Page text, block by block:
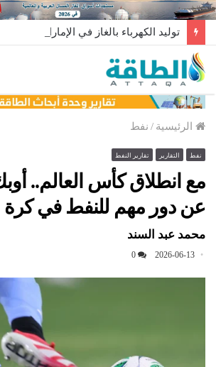
توليد الكهرباء بالغاز في الإمارات يرتفع
الرئيسية / نفط
نفط التقارير تقارير النفط
مع انطلاق كأس العالم..
عن دور مهم للنفط في كرة
محمد عبد السند
2026-06-13
0